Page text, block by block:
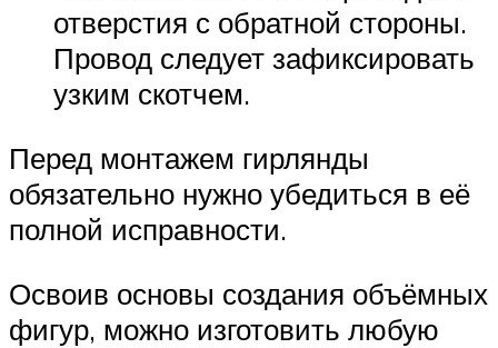
отверстия с обратной стороны.
Провод следует зафиксировать
узким скотчем.
Перед монтажем гирлянды
обязательно нужно убедиться в её
полной исправности.
Освоив основы создания объёмных
фигур, можно изготовить любую